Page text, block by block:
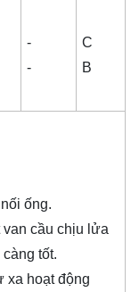
-
-
C
B
ống.
van cầu chịu lửa
tốt.
xa hoạt động